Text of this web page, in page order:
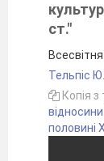
ст."
Тельпіс
Копія з
половині